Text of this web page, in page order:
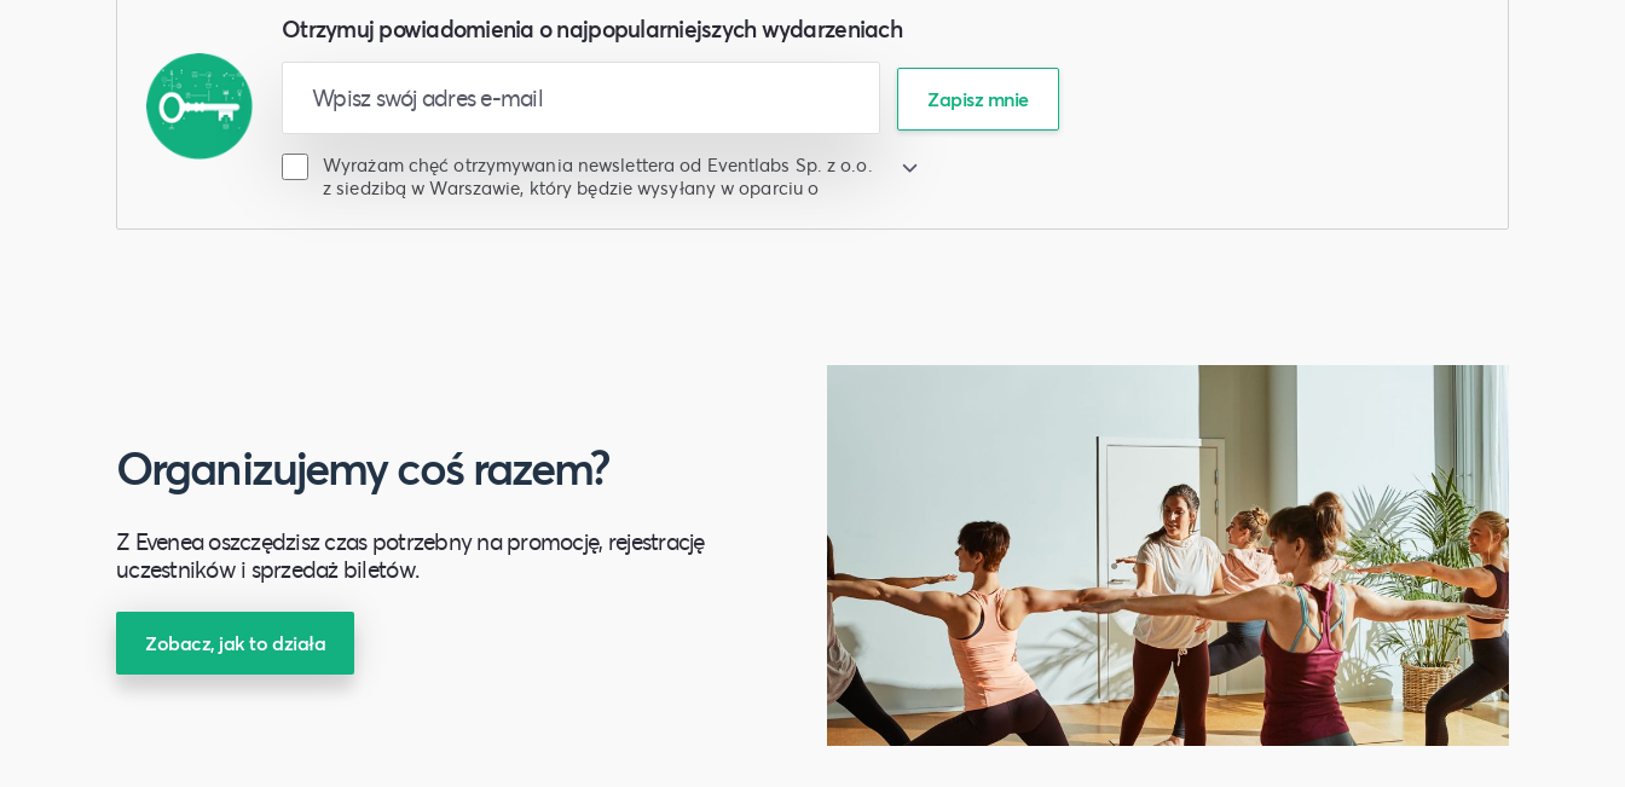
Otrzymuj powiadomienia o najpopularniejszych wydarzeniach
Wyrażam chęć otrzymywania newslettera od Eventlabs Sp. z o.o.
z siedzibą w Warszawie, który będzie wysyłany w oparciu o
poprzez kliknięcie odpowiedniego linka w wiadomości
Zapisz mnie
Organizujemy coś razem?
Z Evenea oszczędzisz czas potrzebny na promocję, rejestrację
uczestników i sprzedaż biletów.
Zobacz, jak to działa